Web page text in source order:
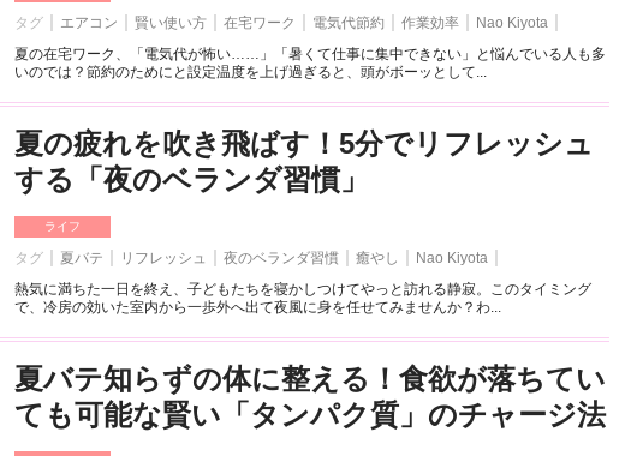
タグ エアコン 賢い使い方 在宅ワーク 電気代節約 作業効率
Nao Kiyota
夏の在宅ワーク、「電気代が怖い……」「暑くて仕事に集中できない」と悩んでいる人も多
いのでは？節約のためにと設定温度を上げ過ぎると、頭がボーッとして...
夏の疲れを吹き飛ばす！5分でリフレッシュ
する「夜のベランダ習慣」
ライフ
タグ 夏バテ リフレッシュ 夜のベランダ習慣 癒やし
Nao Kiyota
熱気に満ちた一日を終え、子どもたちを寝かしつけてやっと訪れる静寂。このタイミング
で、冷房の効いた室内から一歩外へ出て夜風に身を任せてみませんか？わ...
夏バテ知らずの体に整える！食欲が落ちてい
ても可能な賢い「タンパク質」のチャージ法